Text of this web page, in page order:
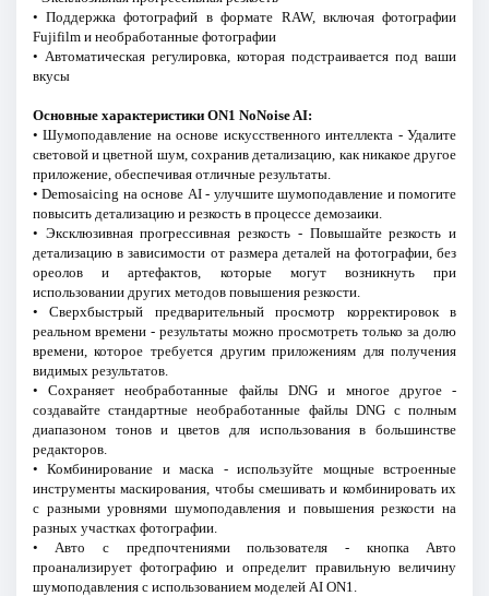
• Поддержка фотографий в формате RAW, включая фотографии
Fujifilm и необработанные фотографии
• Автоматическая регулировка, которая подстраивается под ваши
вкусы
Основные характеристики ON1 NoNoise AI:
• Шумоподавление на основе искусственного интеллекта - Удалите
световой и цветной шум, сохранив детализацию, как никакое другое
приложение, обеспечивая отличные результаты.
• Demosaicing на основе AI - улучшите шумоподавление и помогите
повысить детализацию и резкость в процессе демозаики.
• Эксклюзивная прогрессивная резкость - Повышайте резкость и
детализацию в зависимости от размера деталей на фотографии, без
ореолов и артефактов, которые могут возникнуть при
использовании других методов повышения резкости.
• Сверхбыстрый предварительный просмотр корректировок в
реальном времени - результаты можно просмотреть только за долю
времени, которое требуется другим приложениям для получения
видимых результатов.
• Сохраняет необработанные файлы DNG и многое другое -
создавайте стандартные необработанные файлы DNG с полным
диапазоном тонов и цветов для использования в большинстве
редакторов.
• Комбинирование и маска - используйте мощные встроенные
инструменты маскирования, чтобы смешивать и комбинировать их
с разными уровнями шумоподавления и повышения резкости на
разных участках фотографии.
• Авто с предпочтениями пользователя - кнопка Авто
проанализирует фотографию и определит правильную величину
шумоподавления с использованием моделей AI ON1.